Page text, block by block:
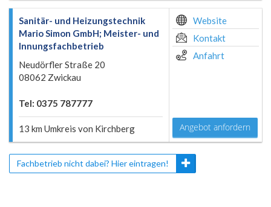
Sanitär- und Heizungstechnik
Mario Simon GmbH; Meister- und
Innungsfachbetrieb
Neudörfler Straße 20
08062 Zwickau
Tel: 0375 787777
13 km Umkreis von Kirchberg
Website
Kontakt
Anfahrt
Angebot anfordern
Fachbetrieb nicht dabei? Hier eintragen!